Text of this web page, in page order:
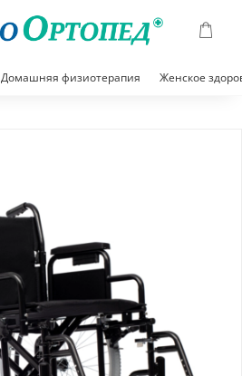
Домашняя физиотерапия Женское